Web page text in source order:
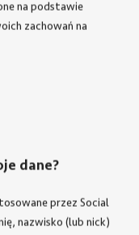
na podstawie
zachowań na
dane?
przez Social
nazwisko (lub nick)